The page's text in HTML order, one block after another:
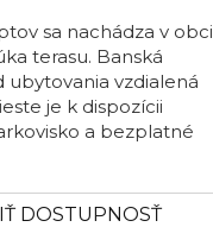
sa nachádza v obci
terasu. Banská
ubytovania vzdialená
je k dispozícii
a bezplatné
DOSTUPNOSŤ